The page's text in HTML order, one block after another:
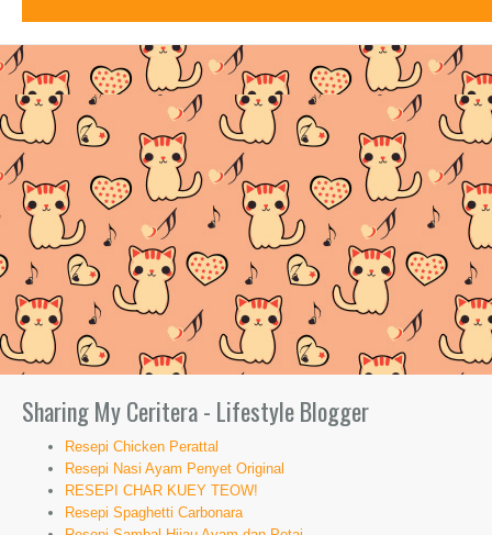
Sharing My Ceritera - Lifestyle Blogger
Resepi Chicken Perattal
Resepi Nasi Ayam Penyet Original
RESEPI CHAR KUEY TEOW!
Resepi Spaghetti Carbonara